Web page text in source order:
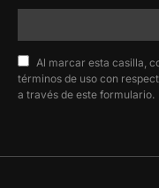
Al marcar esta casilla,
términos de uso con
a través de este formulario.